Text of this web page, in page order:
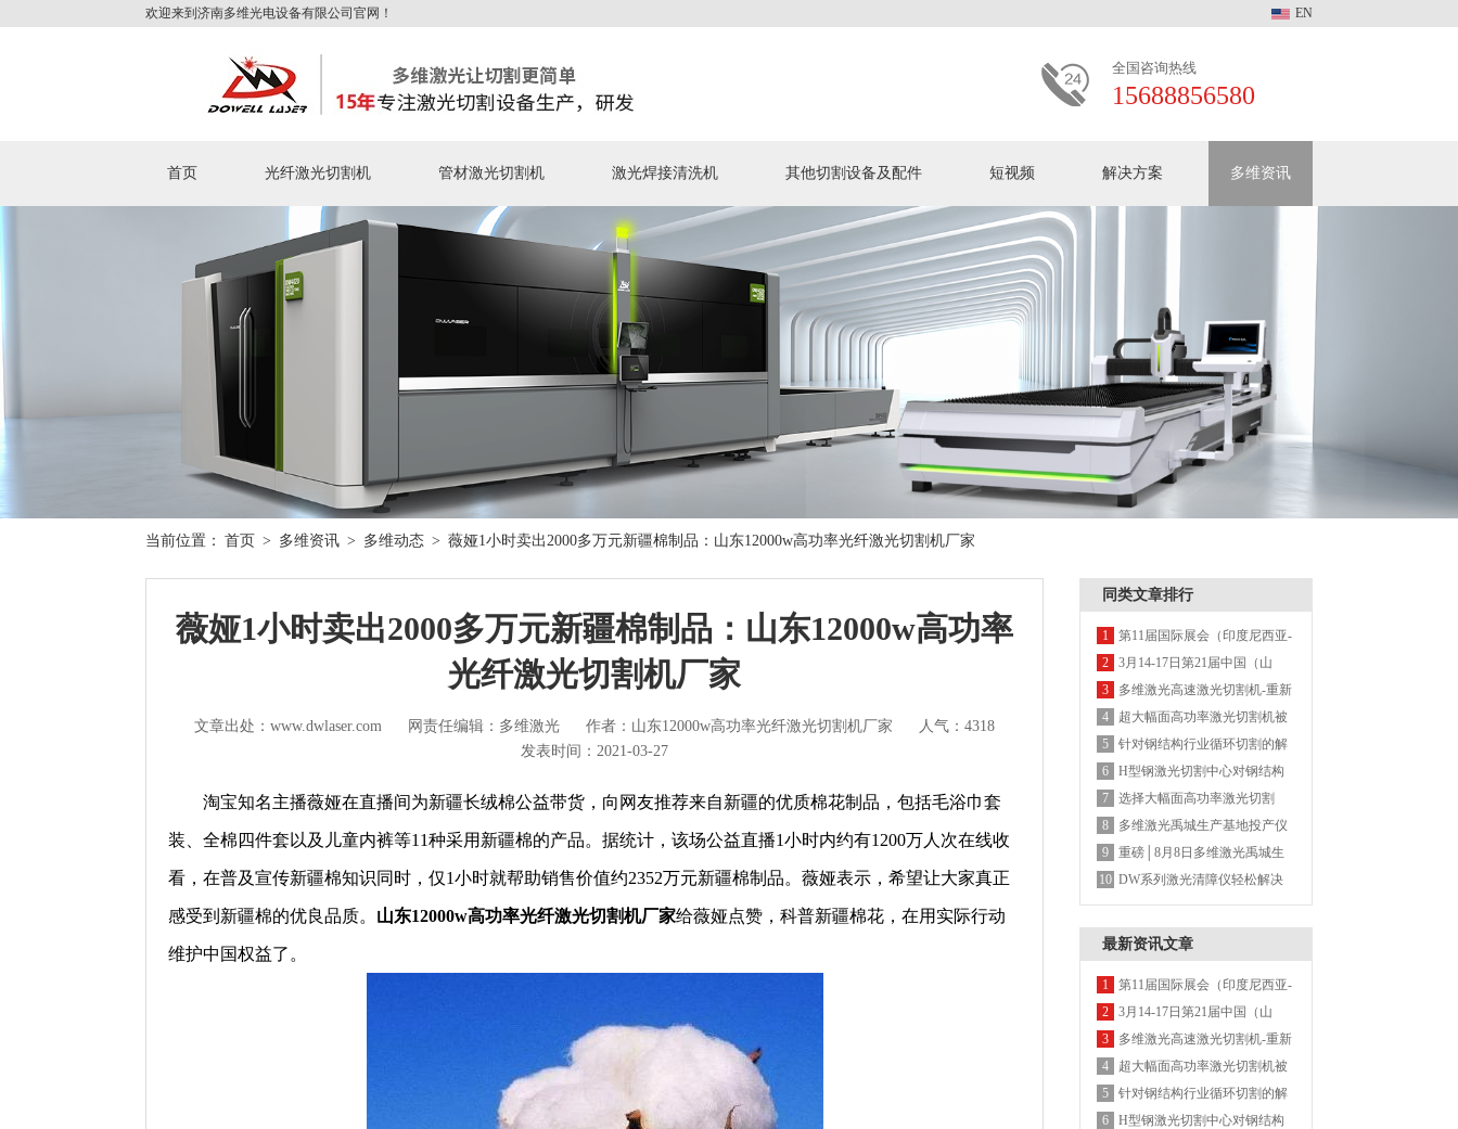
欢迎来到济南多维光电设备有限公司官网！ EN
全国咨询热线
15688856580
首页 光纤激光切割机 管材激光切割机 激光焊接清洗机 其他切割设备及配件 短视频 解决方案 多维资讯
多维动态
客户见证
多维激光中文版全系产
品介绍
关于多维
当前位置： 首页 > 多维资讯 > 多维动态 > 薇娅1小时卖出2000多万元新疆棉制品：山东12000w高功率光纤激光切割机厂家
薇娅1小时卖出2000多万元新疆棉制品：山东12000w高功率
光纤激光切割机厂家
文章出处：www.dwlaser.com 网责任编辑：多维激光 作者：山东12000w高功率光纤激光切割机厂家
人气：4318
发表时间：2021-03-27
淘宝知名主播薇娅在直播间为新疆长绒棉公益带货，向网友推荐来自新疆的优质棉花制品，包括毛浴巾套
装、全棉四件套以及儿童内裤等11种采用新疆棉的产品。据统计，该场公益直播1小时内约有1200万人次在线收
看，在普及宣传新疆棉知识同时，仅1小时就帮助销售价值约2352万元新疆棉制品。薇娅表示，希望让大家真正
感受到新疆棉的优良品质。 山东12000w高功率光纤激光切割机厂家给薇娅点赞，科普新疆棉花，在用实际行动
维护中国权益了。
同类文章排行
1
第11届国际展会（印度尼西亚-
雅加达国际博览会）多维激光
期待您的莅临
2
3月14-17日第21届中国（山
东）国际装备制造博览会-多维
激光欢迎您的莅临
3
多维激光高速激光切割机-重新
定义高速机
4
超大幅面高功率激光切割机被
广泛认可的背后
5
针对钢结构行业循环切割的解
决方案
6
H型钢激光切割中心对钢结构
带来的显著优势
7
选择大幅面高功率激光切割
机，这几点务必重视
8
多维激光禹城生产基地投产仪
式圆满结束
9
重磅│8月8日多维激光禹城生
产基地投产仪式邀您见证
10 DW系列激光清障仪轻松解决
树障及电网线路飘挂物
最新资讯文章
1
第11届国际展会（印度尼西亚-
雅加达国际博览会）多维激光
期待您的莅临
2
3月14-17日第21届中国（山
东）国际装备制造博览会-多维
激光欢迎您的莅临
3
多维激光高速激光切割机-重新
定义高速机
4
超大幅面高功率激光切割机被
广泛认可的背后
5
针对钢结构行业循环切割的解
决方案
6
H型钢激光切割中心对钢结构